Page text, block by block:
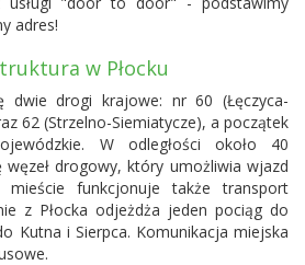
adres!
w Płocku
dwie drogi krajowe: nr 60 (Łęczyca-
62 (Strzelno-Siemiatycze), a początek
W odległości około 40
drogowy, który umożliwia wjazd
funkcjonuje także transport
z Płocka odjeżdża jeden pociąg do
Kutna i Sierpca. Komunikacja miejska